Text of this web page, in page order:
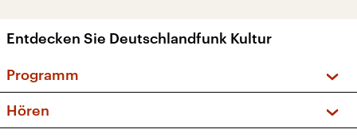
Entdecken Sie Deutschlandfunk Kultur
Programm
Sendungen und Podcasts
Hören